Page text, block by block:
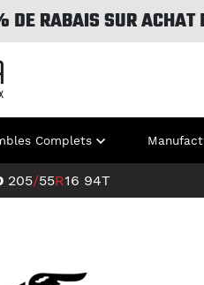
DE RABAIS SUR
Complets
205/55R16 94T